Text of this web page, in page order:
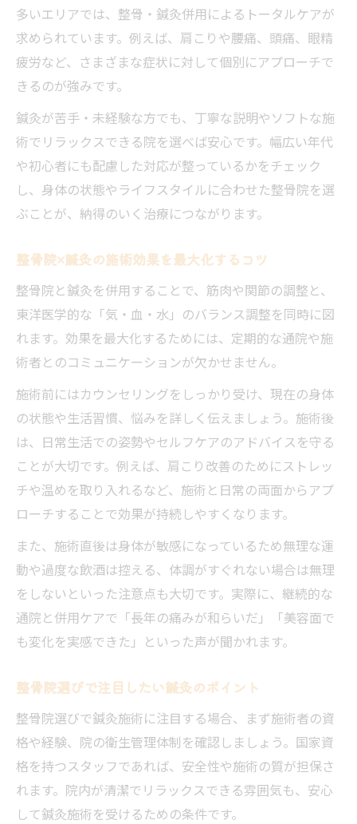
多いエリアでは、整骨・鍼灸併用によるトータルケアが
求められています。例えば、肩こりや腰痛、頭痛、眼精
疲労など、さまざまな症状に対して個別にアプローチで
きるのが強みです。
鍼灸が苦手・未経験な方でも、丁寧な説明やソフトな施
術でリラックスできる院を選べば安心です。幅広い年代
や初心者にも配慮した対応が整っているかをチェック
し、身体の状態やライフスタイルに合わせた整骨院を選
ぶことが、納得のいく治療につながります。
整骨院×鍼灸の施術効果を最大化するコツ
整骨院と鍼灸を併用することで、筋肉や関節の調整と、
東洋医学的な「気・血・水」のバランス調整を同時に図
れます。効果を最大化するためには、定期的な通院や施
術者とのコミュニケーションが欠かせません。
施術前にはカウンセリングをしっかり受け、現在の身体
の状態や生活習慣、悩みを詳しく伝えましょう。施術後
は、日常生活での姿勢やセルフケアのアドバイスを守る
ことが大切です。例えば、肩こり改善のためにストレッ
チや温めを取り入れるなど、施術と日常の両面からアプ
ローチすることで効果が持続しやすくなります。
また、施術直後は身体が敏感になっているため無理な運
動や過度な飲酒は控える、体調がすぐれない場合は無理
をしないといった注意点も大切です。実際に、継続的な
通院と併用ケアで「長年の痛みが和らいだ」「美容面で
も変化を実感できた」といった声が聞かれます。
整骨院選びで注目したい鍼灸のポイント
整骨院選びで鍼灸施術に注目する場合、まず施術者の資
格や経験、院の衛生管理体制を確認しましょう。国家資
格を持つスタッフであれば、安全性や施術の質が担保さ
れます。院内が清潔でリラックスできる雰囲気も、安心
して鍼灸施術を受けるための条件です。